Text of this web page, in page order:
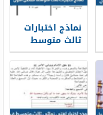
نماذج اختبارات
ثالث متوسط
الفصل الاول
1447